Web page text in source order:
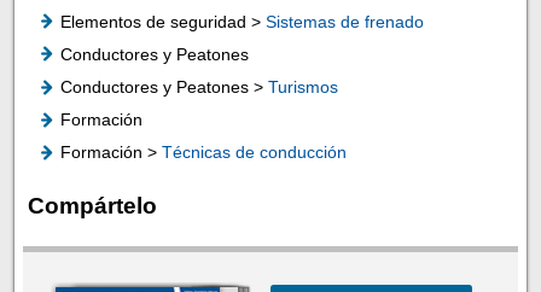
Elementos de seguridad > Sistemas de frenado
Conductores y Peatones
Conductores y Peatones > Turismos
Formación
Formación > Técnicas de conducción
Compártelo